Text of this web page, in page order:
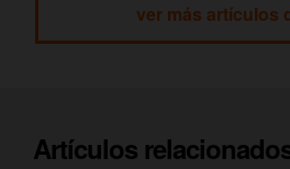
ver más artículos
Artículos